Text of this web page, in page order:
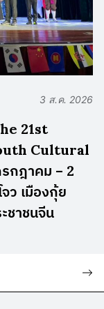
3 ส.ค. 2026
21st
Cultural
กฎาคม – 2
ว เมืองกุ้ย
ชาชนจีน